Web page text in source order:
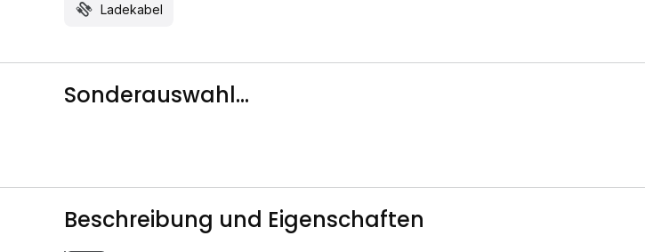
Ladekabel
Sonderauswahl...
Beschreibung und Eigenschaften